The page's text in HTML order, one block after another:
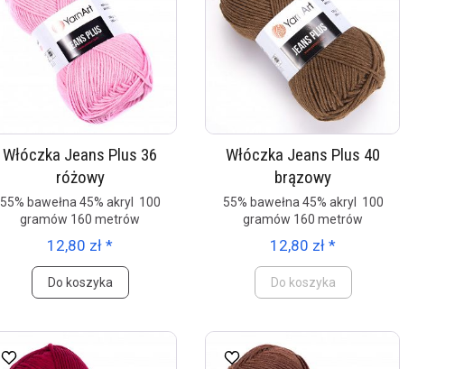
Włóczka Jeans Plus 36
różowy
55% bawełna 45% akryl 100
gramów 160 metrów
12,80 zł *
Do koszyka
Włóczka Jeans Plus 40
brązowy
55% bawełna 45% akryl 100
gramów 160 metrów
12,80 zł *
Do koszyka